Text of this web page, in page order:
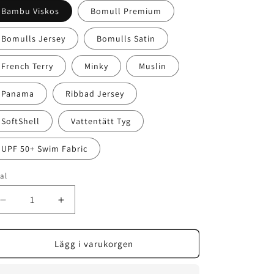
Bambu Viskos Bomull Premium
Bomulls Jersey Bomulls Satin
French Terry Minky Muslin
Panama Ribbad Jersey
SoftShell Vattentätt Tyg
UPF 50+ Swim Fabric
Minska
antal
för
Rockin&#39;
Skulls
Öka
antal
för
Rockin&#39;
Skulls
Lägg i varukorgen